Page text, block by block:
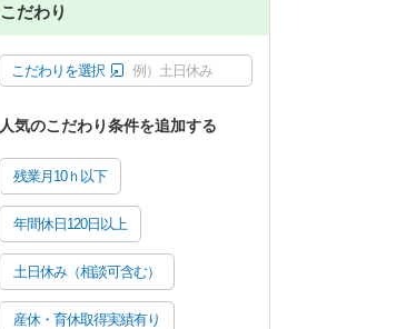
こだわり
こだわりを選択 例）土日休み
人気のこだわり条件を追加する
残業月10ｈ以下
年間休日120日以上
土日休み（相談可含む）
産休・育休取得実績有り